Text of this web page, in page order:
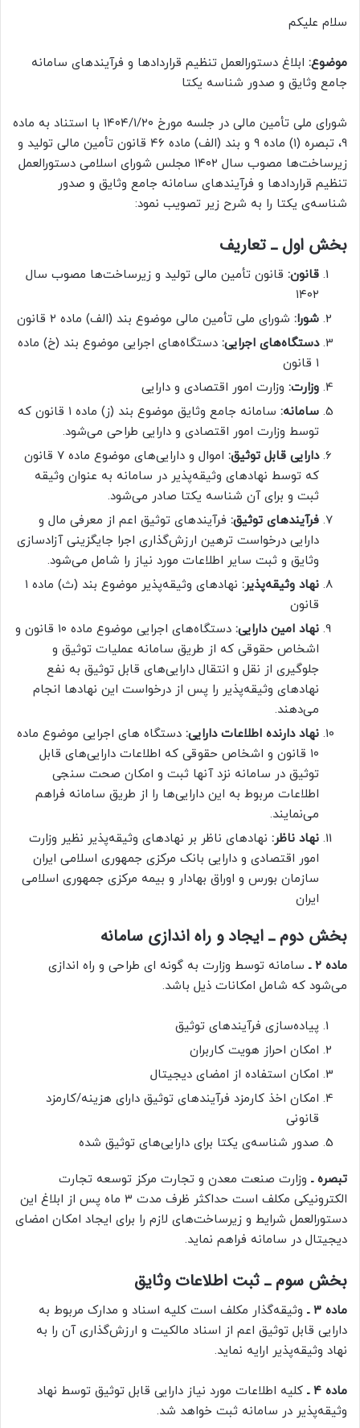
سلام علیکم
موضوع: ابلاغ دستورالعمل تنظیم قراردادها و فرآیندهای سامانه
جامع وثایق و صدور شناسه یکتا
شورای ملی تأمین مالی در جلسه مورخ ۱۴۰۴/۱/۲۰ با استناد به ماده
۹، تبصره (۱) ماده ۹ و بند (الف) ماده ۴۶ قانون تأمین مالی تولید و
زیرساخت‌ها مصوب سال ۱۴۰۲ مجلس شورای اسلامی دستورالعمل
تنظیم قراردادها و فرآیندهای سامانه جامع وثایق و صدور
شناسه‌ی یکتا را به شرح زیر تصویب نمود:
بخش اول ـ تعاریف
قانون: قانون تأمین مالی تولید و زیرساخت‌ها مصوب سال
۱۴۰۲
شورا: شورای ملی تأمین مالی موضوع بند (الف) ماده ۲ قانون
دستگاه‌های اجرایی: دستگاه‌های اجرایی موضوع بند (خ) ماده
۱ قانون
وزارت: وزارت امور اقتصادی و دارایی
سامانه:
سامانه جامع وثایق موضوع بند (ز) ماده ۱ قانون که
توسط وزارت امور اقتصادی و دارایی طراحی می‌شود.
دارایی قابل توثیق:
اموال و دارایی‌های موضوع ماده ۷ قانون
که توسط نهادهای وثیقه‌پذیر در سامانه به عنوان وثیقه
ثبت و برای آن شناسه یکتا صادر می‌شود.
فرآیندهای توثیق: فرآیندهای توثیق اعم از معرفی مال و
دارایی درخواست ترهین ارزش‌گذاری اجرا جایگزینی آزادسازی
وثایق و ثبت سایر اطلاعات مورد نیاز را شامل می‌شود.
نهاد وثیقه‌پذیر:
نهادهای وثیقه‌پذیر موضوع بند (ث) ماده ۱
قانون
نهاد امین دارایی:
دستگاه‌های اجرایی موضوع ماده ۱۰ قانون و
اشخاص حقوقی که از طریق سامانه عملیات توثیق و
جلوگیری از نقل و انتقال دارایی‌های قابل توثیق به نفع
نهادهای وثیقه‌پذیر را پس از درخواست این نهادها انجام
می‌دهند.
نهاد دارنده اطلاعات دارایی: دستگاه های اجرایی موضوع ماده
۱۰ قانون و اشخاص حقوقی که اطلاعات دارایی‌های قابل
توثیق در سامانه نزد آنها ثبت و امکان صحت سنجی
اطلاعات مربوط به این دارایی‌ها را از طریق سامانه فراهم
می‌نمایند.
نهاد ناظر: نهادهای ناظر بر نهادهای وثیقه‌پذیر نظیر وزارت
امور اقتصادی و دارایی بانک مرکزی جمهوری اسلامی ایران
سازمان بورس و اوراق بهادار و بیمه مرکزی جمهوری اسلامی
ایران
بخش دوم ـ ایجاد و راه اندازی سامانه
ماده ۲ ـ
سامانه توسط وزارت به گونه ای طراحی و راه اندازی
می‌شود که شامل امکانات ذیل باشد.
پیاده‌سازی فرآیندهای توثیق
امکان احراز هویت کاربران
امکان استفاده از امضای دیجیتال
امکان اخذ کارمزد فرآیندهای توثیق دارای هزینه/کارمزد
قانونی
صدور شناسه‌ی یکتا برای دارایی‌های توثیق شده
تبصره ـ وزارت صنعت معدن و تجارت مرکز توسعه تجارت
الکترونیکی مکلف است حداکثر ظرف مدت ۳ ماه پس از ابلاغ این
دستورالعمل شرایط و زیرساخت‌های لازم را برای ایجاد امکان امضای
دیجیتال در سامانه فراهم نماید.
بخش سوم ـ ثبت اطلاعات وثایق
ماده ۳ ـ
وثیقه‌گذار مکلف است کلیه اسناد و مدارک مربوط به
دارایی قابل توثیق اعم از اسناد مالکیت و ارزش‌گذاری آن را به
نهاد وثیقه‌پذیر ارایه نماید.
ماده ۴ ـ
کلیه اطلاعات مورد نیاز دارایی قابل توثیق توسط نهاد
وثیقه‌پذیر در سامانه ثبت خواهد شد.